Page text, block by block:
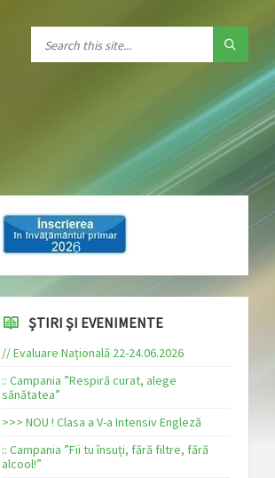
ȘTIRI ȘI EVENIMENTE
// Evaluare Națională 22-24.06.2026
:: Campania ”Respiră curat, alege
sănătatea”
>>> NOU ! Clasa a V-a Intensiv Engleză
:: Campania ”Fii tu însuți, fără filtre, fără
alcool!”